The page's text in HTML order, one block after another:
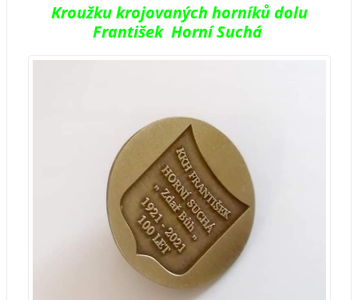
Kroužku krojovaných horníků dolu
František Horní Suchá